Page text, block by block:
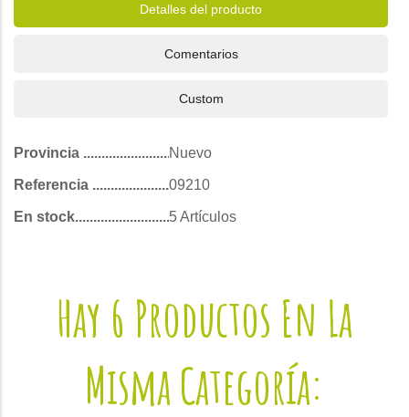
Detalles del producto
Comentarios
Custom
Provincia Nuevo
Referencia 09210
En stock 5 Artículos
Hay 6 Productos En La
Misma Categoría: